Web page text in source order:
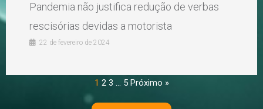
Pandemia não justifica redução de verbas
rescisórias devidas a motorista
22 de fevereiro de 2024
1 2 3 … 5 Próximo »